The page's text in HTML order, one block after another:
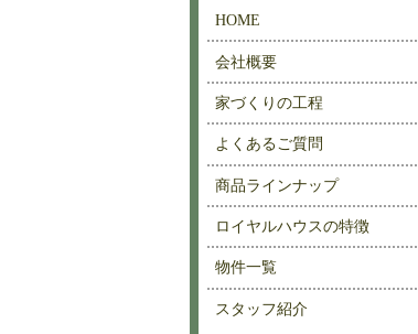
HOME
会社概要
家づくりの工程
よくあるご質問
商品ラインナップ
ロイヤルハウスの特徴
物件一覧
スタッフ紹介